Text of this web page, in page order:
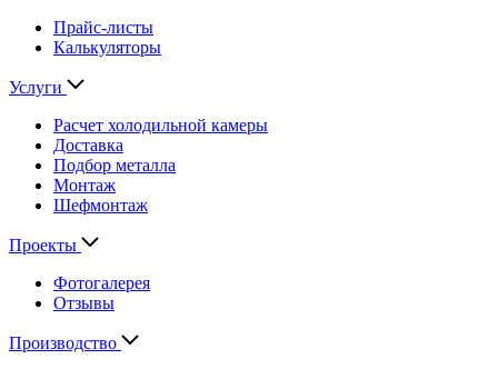
Прайс-листы
Калькуляторы
Услуги
Расчет холодильной камеры
Доставка
Подбор металла
Монтаж
Шефмонтаж
Проекты
Фотогалерея
Отзывы
Производство